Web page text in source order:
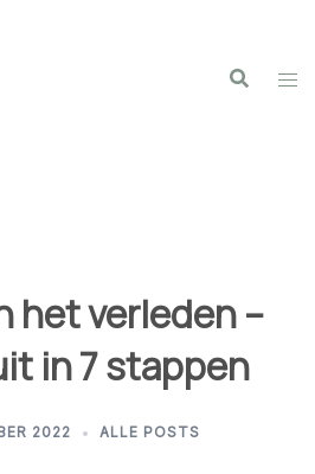
het verleden –
in 7 stappen
2022 ALLE POSTS